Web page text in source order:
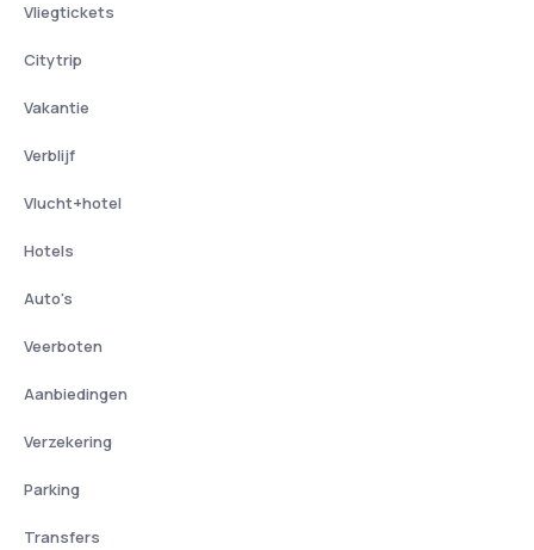
Vliegtickets
Citytrip
Vakantie
Verblijf
Vlucht+hotel
Hotels
Auto's
Veerboten
Aanbiedingen
Verzekering
Parking
Transfers